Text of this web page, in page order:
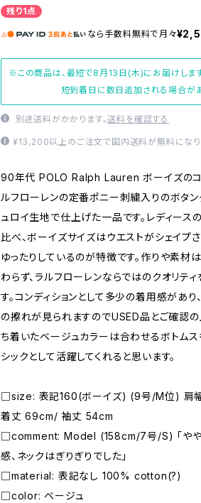
残り1点
なら 手数料無料で 月々
※この商品は、最短で8月13日(木)にお届けします
短到着日に数日追加される場合があ
別途送料がかかります。送料を確認する
¥13,200以上のご注文で国内送料が無料になり
90年代 POLO Ralph Lauren ボーイズのコ
ルフローレンの定番ポニー刺繍入りのボタン
ュロイ生地で仕上げた一品です。レディース
比べ、ボーイズサイズはウエストがシェイプ
ゆったりしているのが特徴です。作りや素材
わらず、ラルフローレンならではのクオリテ
す。コンディションとして多少の着用感があ
の擦れが見られますのでUSED品とご確認の
ち着いたベージュカラーは合わせるボトムス
シックとして活躍してくれると思います。
□size: 表記160(ボーイズ) (9号/M位) 肩
着丈 69cm/ 袖丈 54cm
□comment: Model (158cm/7号/S) 「やや
感、ネックはぎりぎりでした」
□material: 表記なし 100% cotton(?)
□color: ベージュ